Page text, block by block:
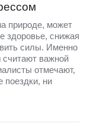
природе, может
здоровье, снижая
силы. Именно
важной
отмечают,
поездки, ни